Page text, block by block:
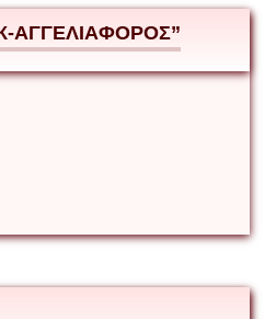
ΑΓΓΕΛΙΑΦΟΡΟΣ”